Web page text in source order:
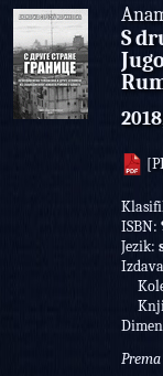
S
2018
ISBN:
Jezik: